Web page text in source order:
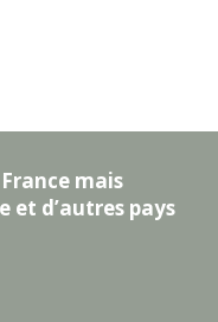
mais
et d’autres pays